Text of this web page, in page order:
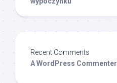
Recent Comments
A WordPress Commenter